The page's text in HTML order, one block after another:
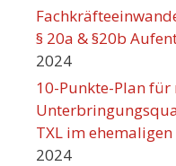
§ 20a & §20b
2024
10-Punkte-Plan für
TXL im
2024